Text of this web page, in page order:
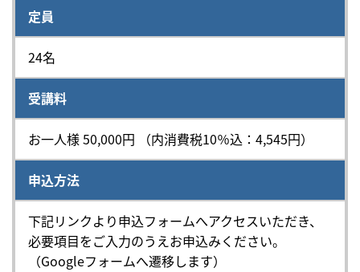
定員
24名
受講料
お一人様 50,000円 （内消費税10％込：4,545円）
申込方法
下記リンクより申込フォームへアクセスいただき、
必要項目をご入力のうえお申込みください。
（Googleフォームへ遷移します）